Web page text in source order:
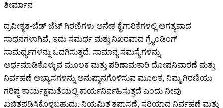
ತೀರ್ಮಾನ
ದ್ರವೀಕೃತ-ಬೆಡ್ ಜೆಟ್ ಗಿರಣಿಗಳು ಅನೇಕ ಕೈಗಾರಿಕೆಗಳಲ್ಲಿ ಅಗತ್ಯವಾದ
ಸಾಧನಗಳಾಗಿವೆ, ಇದು ಸಮರ್ಥ ಮತ್ತು ನಿಖರವಾದ ಗ್ರೈಂಡಿಂಗ್
ಸಾಮರ್ಥ್ಯಗಳನ್ನು ಒದಗಿಸುತ್ತದೆ. ಸಾಮಾನ್ಯ ಸಮಸ್ಯೆಗಳನ್ನು
ಅರ್ಥಮಾಡಿಕೊಳ್ಳುವ ಮೂಲಕ ಮತ್ತು ಪರಿಣಾಮಕಾರಿ ದೋಷನಿವಾರಣೆ ಮತ್ತು
ನಿರ್ವಹಣೆ ಅಭ್ಯಾಸಗಳನ್ನು ಅನುಷ್ಠಾನಗೊಳಿಸುವ ಮೂಲಕ, ನಿಮ್ಮ ಗಿರಣಿಯು
ಗರಿಷ್ಠ ಕಾರ್ಯಕ್ಷಮತೆಯಲ್ಲಿ ಕಾರ್ಯನಿರ್ವಹಿಸುತ್ತದೆ ಎಂದು ನೀವು
ಖಚಿತಪಡಿಸಿಕೊಳ್ಳಬಹುದು. ನಿಯಮಿತ ತಪಾಸಣೆ, ಸರಿಯಾದ ನಿರ್ವಹಣೆ ಮತ್ತು